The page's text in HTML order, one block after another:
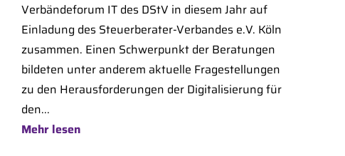
Verbändeforum IT des DStV in diesem Jahr auf
Einladung des Steuerberater-Verbandes e.V. Köln
zusammen. Einen Schwerpunkt der Beratungen
bildeten unter anderem aktuelle Fragestellungen
zu den Herausforderungen der Digitalisierung für
den...
Mehr lesen